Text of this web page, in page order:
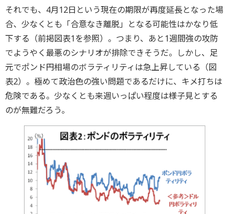
それでも、4月12日という現在の期限が再度延長となった場
合、少なくとも「合意なき離脱」となる可能性はかなり低
下する（前掲図表1を参照）。つまり、あと1週間強の攻防
でようやく最悪のシナリオが排除できそうだ。しかし、足
元でポンド円相場のボラティリティは急上昇している（図
表2）。極めて政治色の強い問題であるだけに、キメ打ちは
危険である。少なくとも来週いっぱい程度は様子見とする
のが無難だろう。